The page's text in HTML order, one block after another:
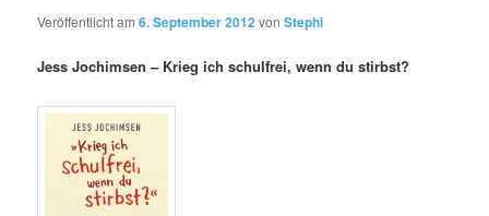
Veröffentlicht am6. September 2012vonStephi
Jess Jochimsen – Krieg ich schulfrei, wenn du stirbst?